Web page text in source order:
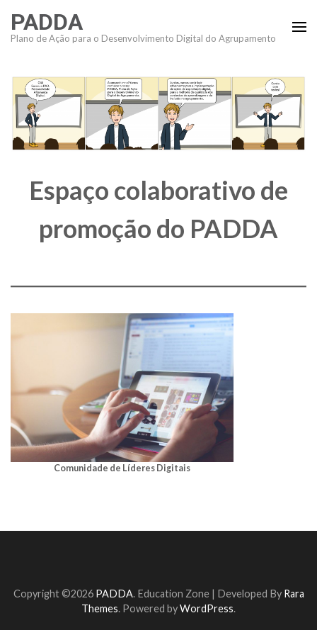
content
Enter)
PADDA
Plano de Ação para o Desenvolvimento Digital do Agrupamento
Espaço colaborativo de
promoção do PADDA
Comunidade de Líderes Digitais
Copyright ©2026 PADDA. Education Zone | Developed By Rara
Themes. Powered byWordPress.